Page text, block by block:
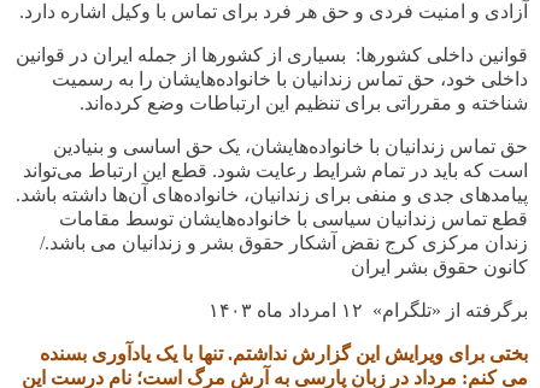
آزادی و امنیت فردی و حق هر فرد برای تماس با وکیل اشاره دارد.
قوانین داخلی کشورها: بسیاری از کشورها از جمله ایران در قوانین
داخلی خود، حق تماس زندانیان با خانواده‌هایشان را به رسمیت
شناخته و مقرراتی برای تنظیم این ارتباطات وضع کرده‌اند.
حق تماس زندانیان با خانواده‌هایشان، یک حق اساسی و بنیادین
است که باید در تمام شرایط رعایت شود. قطع این ارتباط می‌تواند
پیامدهای جدی و منفی برای زندانیان، خانواده‌های آن‌ها داشته باشد.
قطع تماس زندانیان سیاسی با خانواده‌هایشان توسط مقامات
زندان مرکزی کرج نقض آشکار حقوق بشر و زندانیان می باشد./
کانون حقوق بشر ایران
برگرفته از «تلگرام» ۱۲ امرداد ماه ۱۴۰۳
بختی برای ویرایش این گزارش نداشتم. تنها با یک یادآوری بسنده
می کنم: مرداد در زبان پارسی به آرشِ مرگ است؛ نام درست این